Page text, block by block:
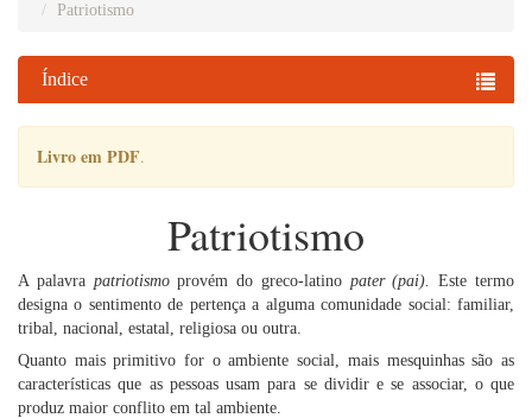
Patriotismo
Índice
Livro em PDF.
Patriotismo
A palavra patriotismoprovém do greco-latino pater (pai). Este termo
designa o sentimento de pertença a alguma comunidade social: familiar,
tribal, nacional, estatal, religiosa ou outra.
Quanto mais primitivo for o ambiente social, mais mesquinhas são as
características que as pessoas usam para se dividir e se associar, o que
produz maior conflito em tal ambiente.